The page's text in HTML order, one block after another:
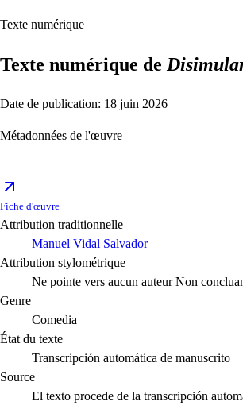
Texte numérique
Texte numérique de
Date de publication: 18 juin 2026
Métadonnées de l'œuvre
Fiche d'œuvre
Attribution traditionnelle
Manuel Vidal Salvador
Attribution stylométrique
Ne pointe vers aucun auteur Non
Genre
Comedia
État du texte
Transcripción automática de manuscrito
Source
El texto procede de la transcripción